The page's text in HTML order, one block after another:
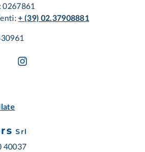
0267861
+ (39) 02.37908881
Srl
40037